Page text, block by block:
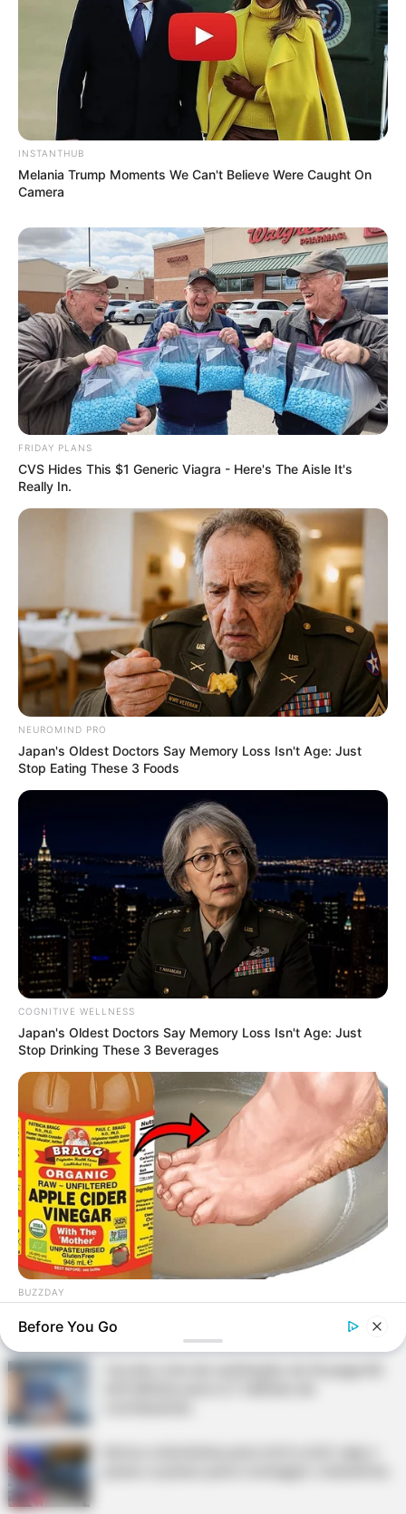
FAÇA O SEU COMENTÁRIO AQUI!
FALE CONOSCO
E-mail*
Mensagem *
BUSCAR
DESTAQUES
DESTAQUES DA SEMANA
Agente de Saúde é indiciada por falsificar
visitas que nunca aconteceram.
Câmara dos Deputados: anuênios, triênios,
quinquênios, sexta-parte e licenças-prêmio
Motos e bicicletas para ACS e ACE: veja o
passo a passo para conseguir o benefício.
FNARAS em Brasília: Senado pode
promulgar PEC 14 em semana de
mobilização.
Presidente Kennedy (ES) abre processo
seletivo para Agentes de Saúde e de
Combate às Endemias.
PEC 14: o que acontece com quinquênio,
triênio e sexta-parte na aposentadoria?
DESTAQUES DO MÊS
Prefeitura realiza a maior entrega de
motocicletas aos Agentes de Saúde da
história...
visitas que nunca aconteceram.
INSTANTHUB
Melania Trump Moments We Can't Believe Were Caught On
Camera
FRIDAY PLANS
CVS Hides This $1 Generic Viagra - Here's The Aisle It's
Really In.
NEUROMIND PRO
Japan's Oldest Doctors Say Memory Loss Isn't Age: Just
Stop Eating These 3 Foods
COGNITIVE WELLNESS
Japan's Oldest Doctors Say Memory Loss Isn't Age: Just
Stop Drinking These 3 Beverages
BUZZDAY
Before You Go